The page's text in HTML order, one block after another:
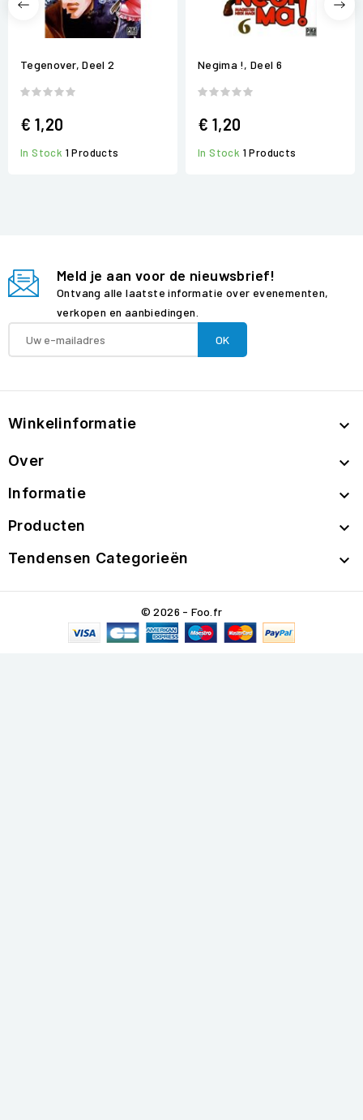
Tegenover, Deel 2
€ 1,20
In Stock 1 Products
Negima !, Deel 6
€ 1,20
In Stock 1 Products
Meld je aan voor de nieuwsbrief!
Ontvang alle laatste informatie over evenementen,
verkopen en aanbiedingen.
Winkelinformatie 
Over 
Informatie 
Producten 
Tendensen Categorieën 
© 2026 - Foo.fr